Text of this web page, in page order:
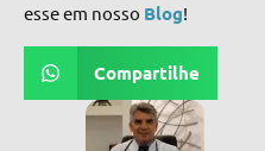
esse em nosso Blog!
Compartilhe